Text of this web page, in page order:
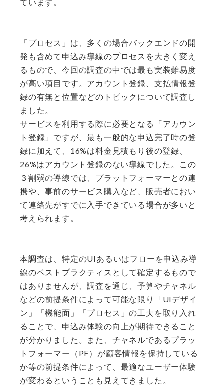
ています。
「プロセス」は、多くの場合バックエンドの開
発も含めて申込み導線のプロセスを大きく変え
るもので、今回の調査の中では最も実装難易度
が高い項目です。アカウント登録、支払情報登
録の有無と位置などのトピックについて調査し
ました。
サービスを利用する際に必要となる「アカウン
ト登録」ですが、最も一般的な申込完了時の登
録に加えて、16%は料金見積もり後の登録、
26%はアカウント登録のない導線でした。この
３割弱の導線では、プラットフォーマーとの連
携や、事前のサービス購入など、販売者におい
て連絡先がすでに入手できている場合が多いと
考えられます。​​
本調査は、特定のUIあるいはフローを申込み導
線のベストプラクティスとして確定するもので
はありませんが、調査を通じ、予算やチャネル
などの前提条件によって可能な限り「UIデザイ
ン」「機能面」「プロセス」の工夫を取り入れ
ることで、申込み体験の向上が期待できること
が分かりました。また、チャネルであるプラッ
トフォーマー（PF）が顧客情報を保持している
か等の前提条件によって、最適なユーザー体験
が変わるということも見えてきました。